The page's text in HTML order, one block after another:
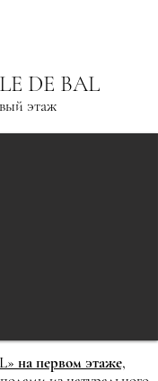
DE BAL
этаж
на первом этаже,